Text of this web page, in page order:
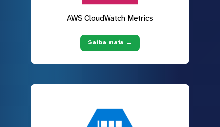
AWS CloudWatch Metrics
Saiba mais →